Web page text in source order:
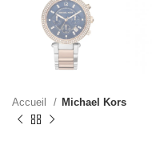
Accueil Michael Kors